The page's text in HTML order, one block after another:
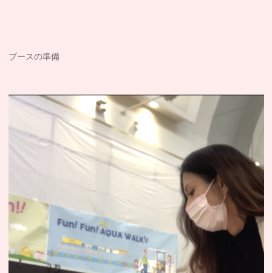
ブースの準備